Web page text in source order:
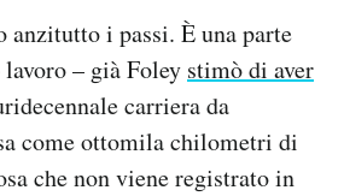
anzitutto i passi. È una parte
– già Foley stimò di aver
carriera da
come ottomila chilometri di
che non viene registrato in